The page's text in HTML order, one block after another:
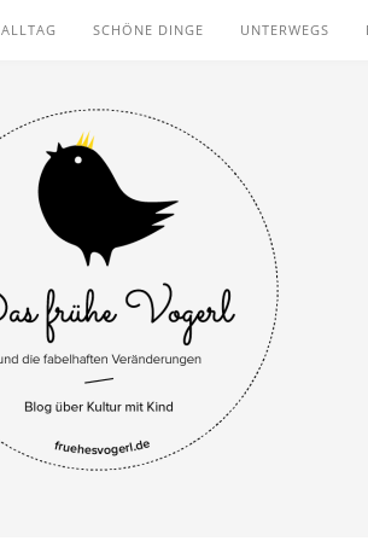
ALLTAG SCHÖNE DINGE UNTERWEGS